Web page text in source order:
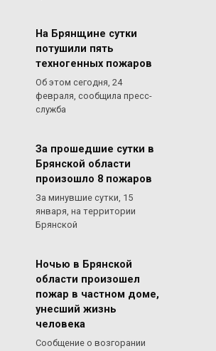
На Брянщине сутки
потушили пять
техногенных пожаров
Об этом сегодня, 24
февраля, сообщила пресс-
служба
За прошедшие сутки в
Брянской области
произошло 8 пожаров
За минувшие сутки, 15
января, на территории
Брянской
Ночью в Брянской
области произошел
пожар в частном доме,
унесший жизнь
человека
Сообщение о возгорании